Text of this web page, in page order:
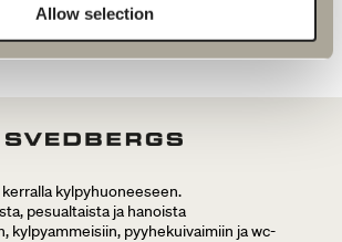
Allow selection
SIIRRY TUOTTEESEEN
kylpyhuoneeseen.
pesualtaista ja hanoista
kylpyammeisiin, pyyhekuivaimiin ja wc-